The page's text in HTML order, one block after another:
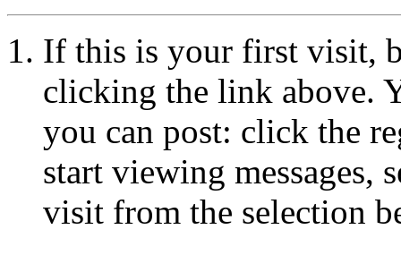
If this is your first visit,
clicking the link above.
you can post: click the
start viewing messages,
visit from the selection